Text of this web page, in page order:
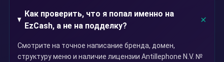
Как проверить, что я попал именно на
EzCash, а не на подделку?
Смотрите на точное написание бренда, домен,
структуру меню и наличие лицензии Antillephone N.V. №